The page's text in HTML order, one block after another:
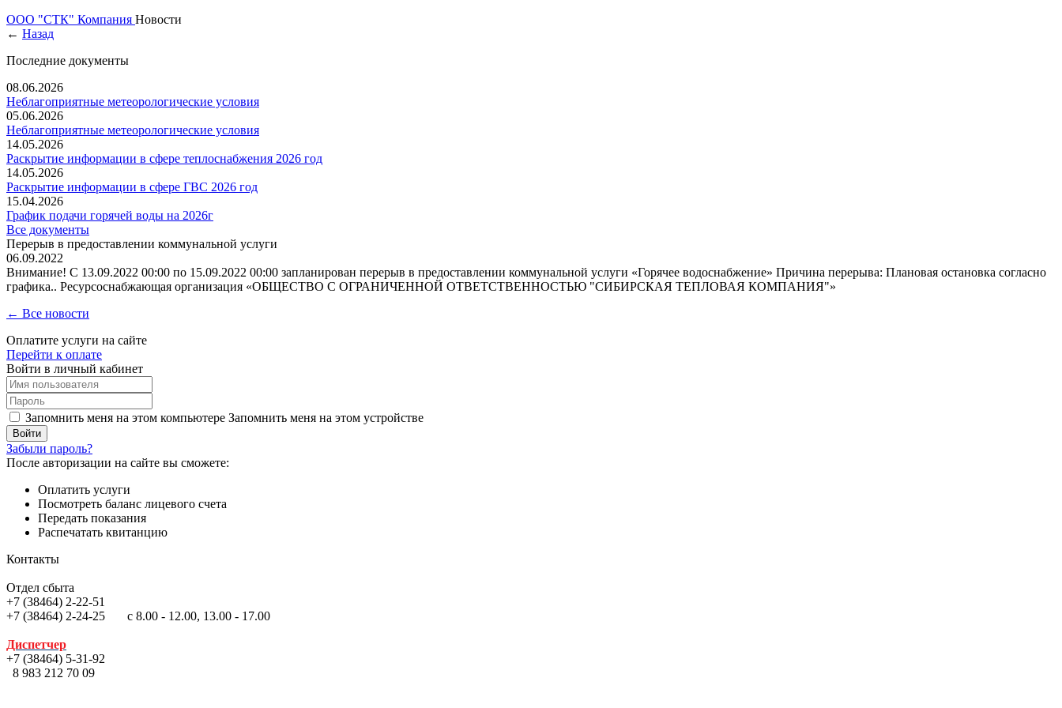
ООО "СТК" Компания Новости
← Назад
Последние документы
08.06.2026
Неблагоприятные метеорологические условия
05.06.2026
Неблагоприятные метеорологические условия
14.05.2026
Раскрытие информации в сфере теплоснабжения 2026 год
14.05.2026
Раскрытие информации в сфере ГВС 2026 год
15.04.2026
График подачи горячей воды на 2026г
Все документы
Перерыв в предоставлении коммунальной услуги
06.09.2022
Внимание! С 13.09.2022 00:00 по 15.09.2022 00:00 запланирован перерыв в предоставлении коммунальной услуги «Горячее водоснабжение» Причина перерыва: Плановая остановка согласно
графика.. Ресурсоснабжающая организация «ОБЩЕСТВО С ОГРАНИЧЕННОЙ ОТВЕТСТВЕННОСТЬЮ "СИБИРСКАЯ ТЕПЛОВАЯ КОМПАНИЯ"»
← Все новости
Оплатите услуги на сайте
Перейти к оплате
Войти в личный кабинет
Запомнить меня на этом компьютере Запомнить меня на этом устройстве
Забыли пароль?
После авторизации на сайте вы сможете:
Оплатить услуги
Посмотреть баланс лицевого счета
Передать показания
Распечатать квитанцию
Контакты
Отдел сбыта
+7 (38464) 2-22-51
+7 (38464) 2-24-25 с 8.00 - 12.00, 13.00 - 17.00
Диспетчер
+7 (38464) 5-31-92
8 983 212 70 09